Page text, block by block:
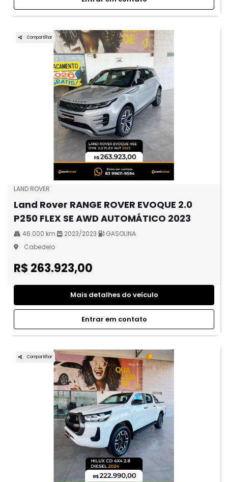
Compartilhar
LAND ROVER
Land Rover RANGE ROVER EVOQUE 2.0
P250 FLEX SE AWD AUTOMÁTICO 2023
46.000 km 2023/2023
GASOLINA
Cabedelo
R$ 263.923,00
Mais detalhes do veículo
Entrar em contato
Compartilhar